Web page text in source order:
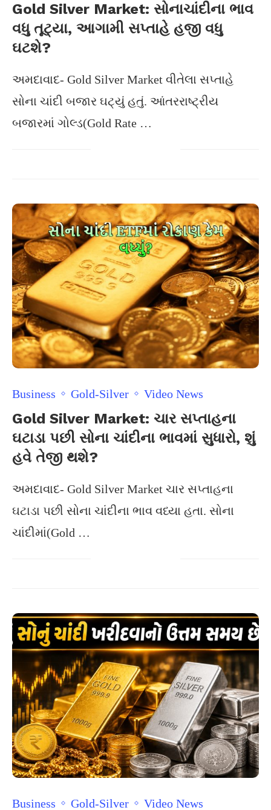
Gold Silver Market: સોનાચાંદીના ભાવ
વધુ તૂટ્યા, આગામી સપ્તાહે હજી વધુ
ઘટશે?
અમદાવાદ- Gold Silver Market વીતેલા સપ્તાહે
સોના ચાંદી બજાર ઘટ્યું હતું. આંતરરાષ્ટ્રીય
બજારમાં ગોલ્ડ(Gold Rate …
Business Gold-Silver Video News
Gold Silver Market: ચાર સપ્તાહના
ઘટાડા પછી સોના ચાંદીના ભાવમાં સુધારો, શું
હવે તેજી થશે?
અમદાવાદ- Gold Silver Market ચાર સપ્તાહના
ઘટાડા પછી સોના ચાંદીના ભાવ વધ્યા હતા. સોના
ચાંદીમાં(Gold …
Business Gold-Silver Video News